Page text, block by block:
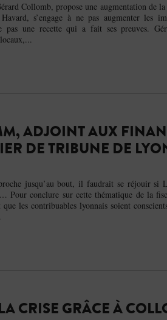
Collomb, propose une augmentation de
s’engage à ne pas augmenter les
pas une recette qui a fait ses preuves.
ADJOINT AUX
DE TRIBUNE DE
jusqu’au bout, il faudrait se réjouir si
Pour conclure sur cette thématique de la
les contribuables lyonnais soient
CRISE GRÂCE À